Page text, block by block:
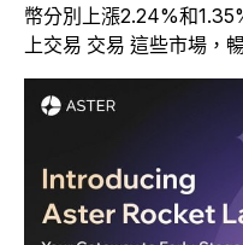
幣分別上漲2.24%和
上交易 交易 這些市場，